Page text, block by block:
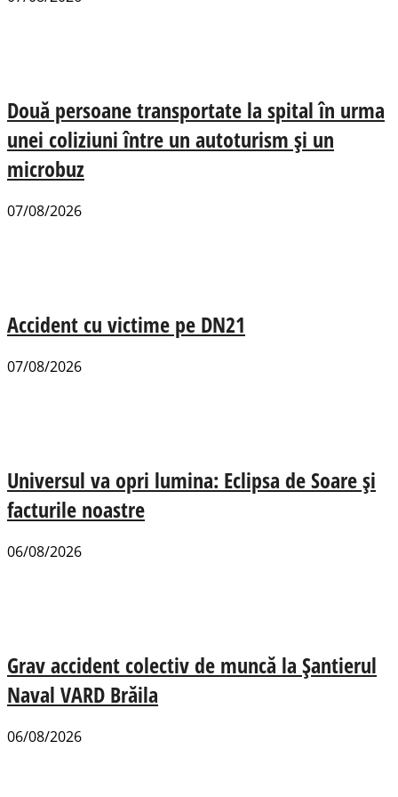
Două persoane transportate la spital în urma
unei coliziuni între un autoturism și un
microbuz
07/08/2026
Accident cu victime pe DN21
07/08/2026
Universul va opri lumina: Eclipsa de Soare și
facturile noastre
06/08/2026
Grav accident colectiv de muncă la Șantierul
Naval VARD Brăila
06/08/2026